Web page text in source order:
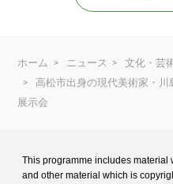
ホーム ニュース
文化・芸
高松市出身の現代美術家・
展示会
This programme includes material
and other material which is